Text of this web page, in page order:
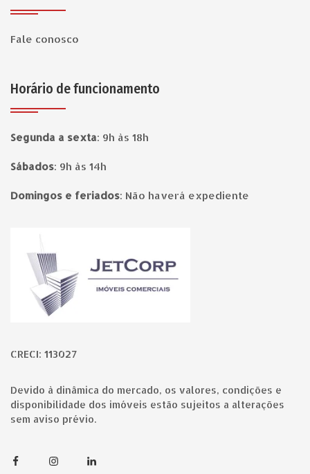
Fale conosco
Horário de funcionamento
Segunda a sexta: 9h às 18h
Sábados: 9h às 14h
Domingos e feriados: Não haverá expediente
CRECI: 113027
Devido à dinâmica do mercado, os valores, condições e
disponibilidade dos imóveis estão sujeitos a alterações
sem aviso prévio.
FacebookInstagramLinkedin